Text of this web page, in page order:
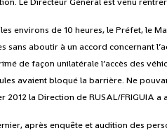
environs de 10 heures, le Préfet, le
sans aboutir à un accord concernant
de façon unilatérale l’accès des
avaient bloqué la barrière. Ne
2012 la Direction de RUSAL/FRIGUIA a
après enquête et audition des